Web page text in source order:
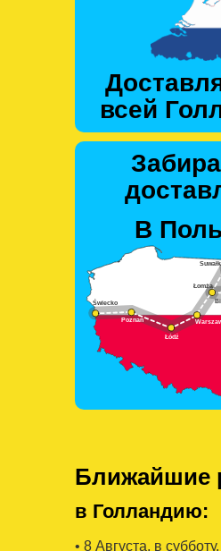
всей
В
Ближайшие
в Голландию:
• 8 Августa, в